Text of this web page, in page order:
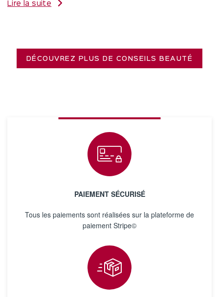
Lire la suite
DÉCOUVREZ PLUS DE CONSEILS BEAUTÉ
PAIEMENT SÉCURISÉ
Tous les paiements sont réalisées sur la plateforme de
paiement Stripe©